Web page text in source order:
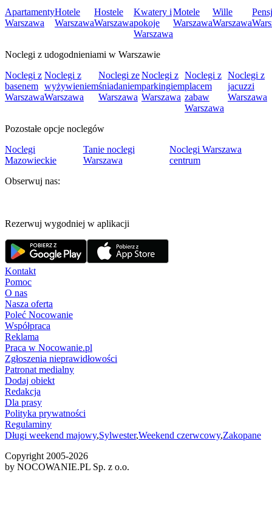
Apartamenty
Warszawa
Hotele
Warszawa
Hostele
Warszawa
Kwatery i
pokoje
Warszawa
Motele
Warszawa
Wille
Warszawa
Noclegi z udogodnieniami w Warszawie
Noclegi z
basenem
Warszawa
Noclegi z
wyżywieniem
Warszawa
Noclegi ze
śniadaniem
Warszawa
Noclegi z
parkingiem
Warszawa
Noclegi z
placem
zabaw
Warszawa
Noclegi z
jacuzzi
Warszawa
Pozostałe opcje noclegów
Noclegi
Mazowieckie
Tanie noclegi
Warszawa
Noclegi Warszawa
centrum
Obserwuj nas:
Rezerwuj wygodniej w aplikacji
Kontakt
Pomoc
O nas
Nasza oferta
Poleć Nocowanie
Współpraca
Reklama
Praca w Nocowanie.pl
Zgłoszenia nieprawidłowości
Patronat medialny
Dodaj obiekt
Redakcja
Dla prasy
Polityka prywatności
Regulaminy
Długi weekend majowy,Sylwester,Weekend czerwcowy,Zakopane
Copyright 2005-2026
by NOCOWANIE.PL Sp. z o.o.